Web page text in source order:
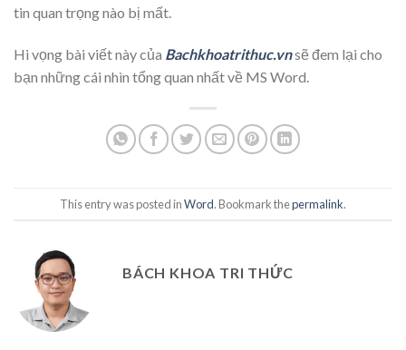
tin quan trọng nào bị mất.
Hi vọng bài viết này của Bachkhoatrithuc.vnsẽ đem lại cho
bạn những cái nhìn tổng quan nhất về MS Word.
This entry was posted inWord. Bookmark thepermalink.
BÁCH KHOA TRI THỨC